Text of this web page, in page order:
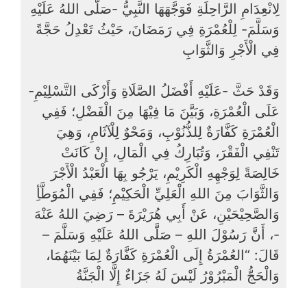
لِانْعِدَامِ الرَّاحِلَةِ فَوَجَّهَهَا النَّبِيُّ -صَلَّى اللهُ عَلَيْهِ
وَسَلَّمَ- لِلْعُمْرَةِ فِي رَمَضَانَ، حَيْثُ تَعْدِلُ حَجَّةً
فِي الْأَجْرِ وَالثَّوَابِ
وَقَدْ حَثَّ -عَلَيْهِ أَفْضَلُ الصَّلَاةِ وَأَزْكَى التَّسْلِيْمِ-
عَلَى الْعُمْرَةِ، وَبَيَّنَ مَا فِيْهَا مِنَ الْفَضْلِ؛ فَفِي
الْعُمْرَةِ كَفَّارَةٌ لِلذُّنُوْبِ، وَمَحْوٌ لِلْآثَامِ، وَهِيَ
تَنْفِي الْفَقْرَ، وَتُبَارِكُ فِي الْمَالِ، إِنْ كَانَتْ
خَالِصَةً لِوَجْهِهِ الْكَرِيْمِ، يَرْجُو بِهَا الْعَبْدُ الْأَجْرَ
وَالثَّوَابَ مِنَ اللهِ الْعَلِيِّ الْحَكِيْمِ؛ فَفِي الْمُوَطَّأِ
وَالصَّحِيْحَيْنِ، عَنْ أَبِي هُرَيْرَةَ – رَضِيَ اللهُ عَنْهَ
-، أَنَّ رَسُوْلَ اللهِ – صَلَّى اللهُ عَلَيْهِ وَسَلَّمَ –
قَالَ: “العُمْرَةُ إِلَى الْعُمْرَةِ كَفَّارَةٌ لِمَا بَيْنَهُمَا،
وَالْحَجُّ الْمَبْرُوْرُ لَيْسَ لَهُ جَزَاءٌ إِلَّا الْجَنَّةُ